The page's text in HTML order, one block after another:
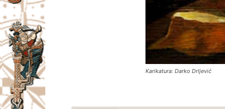
Karikatura: Darko Drljević